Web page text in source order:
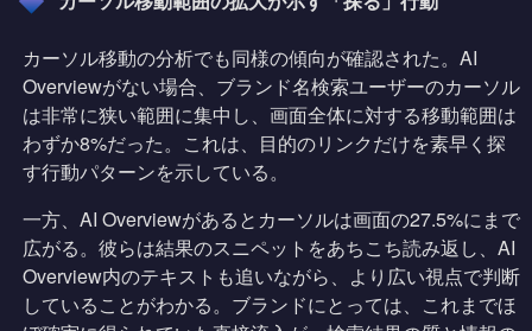
カーソル移動の分析でも同様の傾向が確認された。AI
Overviewがない場合、ブランド名検索ユーザーのカーソル
は非常に狭い範囲に集中し、画面全体に対する移動範囲は
わずか8%だった。これは、目的のリンクだけを素早く探
す行動パターンを示している。
一方、AI Overviewがあるとカーソルは画面の27.5%にまで
広がる。彼らは結果のスニペットをあちこち読み返し、AI
Overview内のテキストも追いながら、より広い視点で判断
していることがわかる。ブランドにとっては、これまでほ